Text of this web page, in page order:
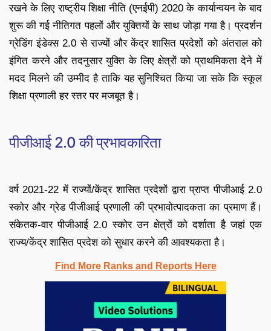
रखने के लिए राष्ट्रीय शिक्षा नीति (एनईपी) 2020 के कार्यान्वयन के बाद
शुरू की गई नीतिगत पहलों और युक्तियों के साथ जोड़ा गया है। प्रदर्शन
ग्रेडिंग इंडेक्स 2.0 से राज्यों और केंद्र शासित प्रदेशों को अंतराल को
इंगित करने और तदनुसार युक्ति के लिए क्षेत्रों को प्राथमिकता देने में
मदद मिलने की उम्मीद है ताकि यह सुनिश्चित किया जा सके कि स्कूल
शिक्षा प्रणाली हर स्तर पर मजबूत है।
पीजीआई 2.0 की प्रभावकारिता
वर्ष 2021-22 में राज्यों/केंद्र शासित प्रदेशों द्वारा प्राप्त पीजीआई 2.0
स्कोर और ग्रेड पीजीआई प्रणाली की प्रभावोत्‍पादकता का प्रमाण हैं।
संकेतक-वार पीजीआई 2.0 स्कोर उन क्षेत्रों को दर्शाता है जहां एक
राज्य/केंद्र शासित प्रदेश को सुधार करने की आवश्यकता है।
Find More Ranks and Reports Here